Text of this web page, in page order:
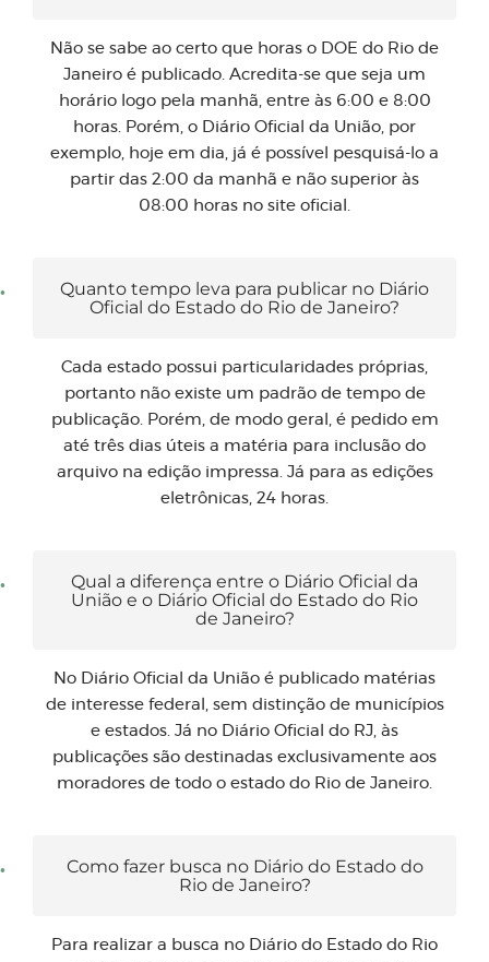
Não se sabe ao certo que horas o DOE do Rio de
Janeiro é publicado. Acredita-se que seja um
horário logo pela manhã, entre às 6:00 e 8:00
horas. Porém, o Diário Oficial da União, por
exemplo, hoje em dia, já é possível pesquisá-lo a
partir das 2:00 da manhã e não superior às
08:00 horas no site oficial.
Quanto tempo leva para publicar no Diário
Oficial do Estado do Rio de Janeiro?
Cada estado possui particularidades próprias,
portanto não existe um padrão de tempo de
publicação. Porém, de modo geral, é pedido em
até três dias úteis a matéria para inclusão do
arquivo na edição impressa. Já para as edições
eletrônicas, 24 horas.
Qual a diferença entre o Diário Oficial da
União e o Diário Oficial do Estado do Rio
de Janeiro?
No Diário Oficial da União é publicado matérias
de interesse federal, sem distinção de municípios
e estados. Já no Diário Oficial do RJ, às
publicações são destinadas exclusivamente aos
moradores de todo o estado do Rio de Janeiro.
Como fazer busca no Diário do Estado do
Rio de Janeiro?
Para realizar a busca no Diário do Estado do Rio